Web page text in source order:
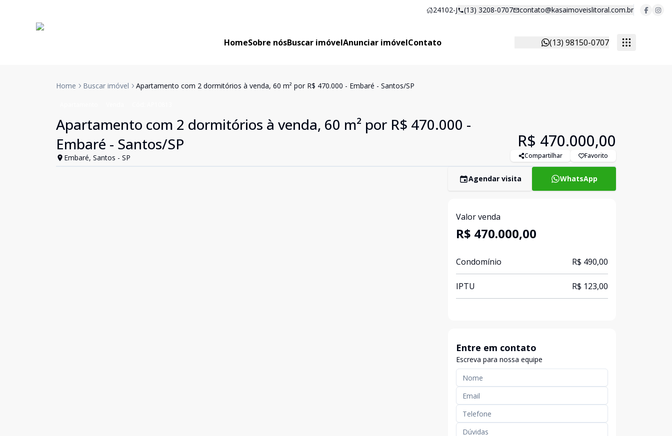
24102-J (13) 3208-0707 contato@kasaimoveislitoral.com.br
HomeSobre nósBuscar imóvelAnunciar imóvelContato (13) 98150-0707
Home Buscar imóvel Apartamento com 2 dormitórios à venda, 60 m² por R$ 470.000 - Embaré - Santos/SP
Apartamento com 2 dormitórios à venda, 60 m² por R$ 470.000 -
Embaré - Santos/SP
Embaré, Santos - SP
R$ 470.000,00
Compartilhar Favorito
Agendar visita WhatsApp
Valor venda
R$ 470.000,00
Condomínio R$ 490,00
IPTU R$ 123,00
Entre em contato
Escreva para nossa equipe